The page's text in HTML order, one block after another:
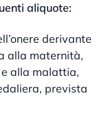
aliquote:
derivante
alla maternità,
alla malattia,
prevista